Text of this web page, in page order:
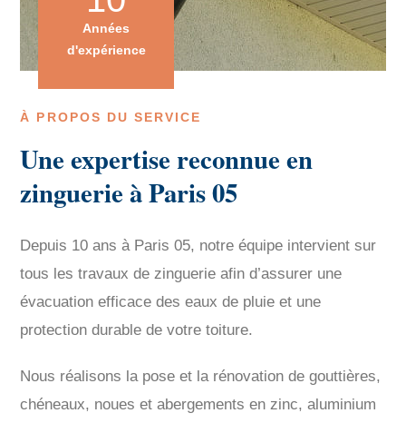
À PROPOS DU SERVICE
Une expertise reconnue en
zinguerie à Paris 05
Depuis 10 ans à Paris 05, notre équipe intervient sur
tous les travaux de zinguerie afin d’assurer une
évacuation efficace des eaux de pluie et une
protection durable de votre toiture.
Nous réalisons la pose et la rénovation de gouttières,
chéneaux, noues et abergements en zinc, aluminium
Années
d'expérience